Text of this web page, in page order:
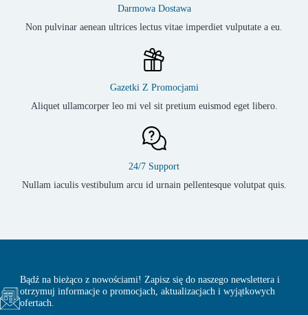
Darmowa Dostawa
Non pulvinar aenean ultrices lectus vitae imperdiet vulputate a eu.
Gazetki Z Promocjami
Aliquet ullamcorper leo mi vel sit pretium euismod eget libero.
24/7 Support
Nullam iaculis vestibulum arcu id urnain pellentesque volutpat quis.
Bądź na bieżąco z nowościami! Zapisz się do naszego newslettera i
otrzymuj informacje o promocjach, aktualizacjach i wyjątkowych
ofertach.